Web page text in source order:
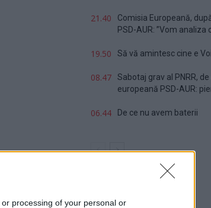
processing of your personal or
21.40
Comisia Europeană,
PSD-AUR: ”Vom analiza
19.50 Să vă amintesc cine e
08.47
Sabotaj grav al PNRR,
europeană PSD-AUR:
06.44 De ce nu avem baterii